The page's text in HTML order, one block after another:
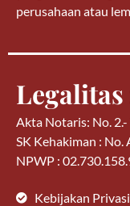
perusahaan atau
Legalitas
Akta Notaris: No.
SK Kehakiman :
NPWP :
Kebijakan Privasi